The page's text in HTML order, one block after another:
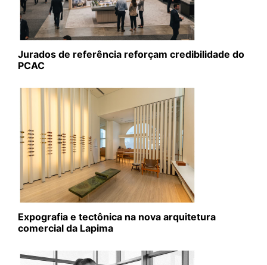
Jurados de referência reforçam credibilidade do
PCAC
Expografia e tectônica na nova arquitetura
comercial da Lapima